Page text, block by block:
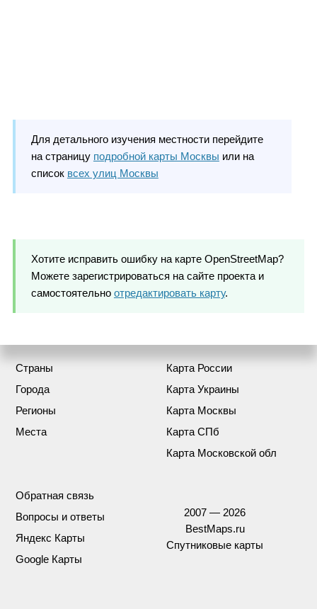
Для детального изучения местности перейдите
на страницу подробной карты Москвы или на
список всех улиц Москвы
Хотите исправить ошибку на карте OpenStreetMap?
Можете зарегистрироваться на сайте проекта и
самостоятельно отредактировать карту.
Страны
Города
Регионы
Места
Карта России
Карта Украины
Карта Москвы
Карта СПб
Карта Московской обл
Обратная связь
Вопросы и ответы
Яндекс Карты
Google Карты
2007 — 2026
BestMaps.ru
Спутниковые карты